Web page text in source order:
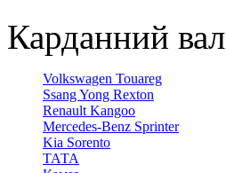
Карданний вал
Volkswagen Touareg
Ssang Yong Rexton
Renault Kangoo
Mercedes-Benz Sprinter
Kia Sorento
ТАТА